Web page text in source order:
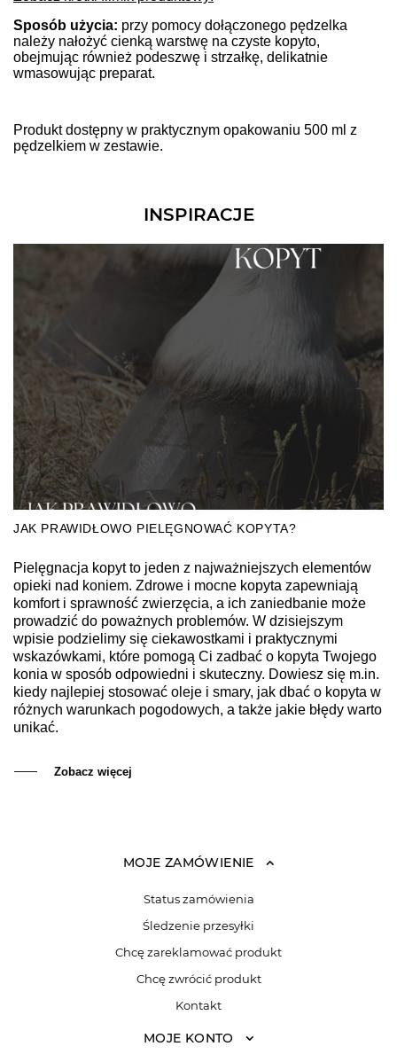
Sposób użycia: przy pomocy dołączonego pędzelka
należy nałożyć cienką warstwę na czyste kopyto,
obejmując również podeszwę i strzałkę, delikatnie
wmasowując preparat.
Produkt dostępny w praktycznym opakowaniu 500 ml z
pędzelkiem w zestawie.
INSPIRACJE
JAK PRAWIDŁOWO PIELĘGNOWAĆ KOPYTA?
Pielęgnacja kopyt to jeden z najważniejszych elementów
opieki nad koniem. Zdrowe i mocne kopyta zapewniają
komfort i sprawność zwierzęcia, a ich zaniedbanie może
prowadzić do poważnych problemów. W dzisiejszym
wpisie podzielimy się ciekawostkami i praktycznymi
wskazówkami, które pomogą Ci zadbać o kopyta Twojego
konia w sposób odpowiedni i skuteczny. Dowiesz się m.in.
kiedy najlepiej stosować oleje i smary, jak dbać o kopyta w
różnych warunkach pogodowych, a także jakie błędy warto
unikać.
Zobacz więcej
MOJE ZAMÓWIENIE
Status zamówienia
Śledzenie przesyłki
Chcę zareklamować produkt
Chcę zwrócić produkt
Kontakt
MOJE KONTO